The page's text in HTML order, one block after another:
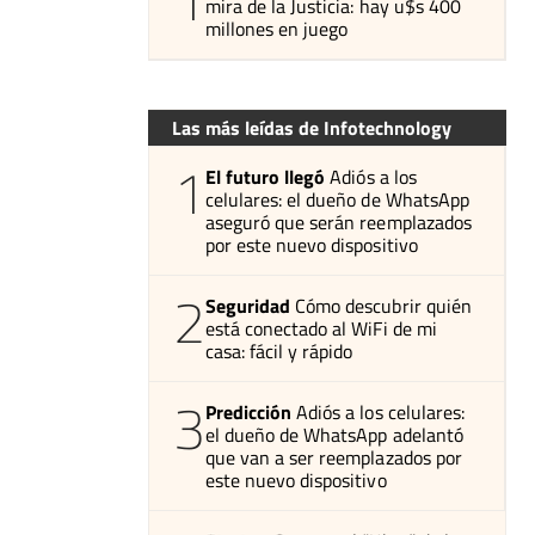
mira de la Justicia: hay u$s 400
millones en juego
Las más leídas de Infotechnology
1 El futuro llegó Adiós a los
celulares: el dueño de WhatsApp
aseguró que serán reemplazados
por este nuevo dispositivo
2Seguridad Cómo descubrir quién
está conectado al WiFi de mi
casa: fácil y rápido
3Predicción Adiós a los celulares:
el dueño de WhatsApp adelantó
que van a ser reemplazados por
este nuevo dispositivo